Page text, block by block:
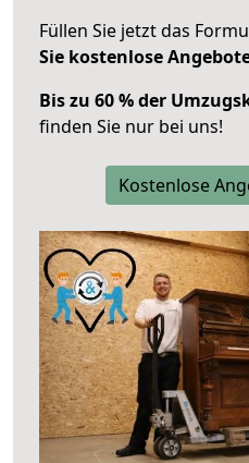
Füllen Sie jetzt das
Sie kostenlose
Bis zu 60 % der
finden Sie nur bei uns!
Kostenlose